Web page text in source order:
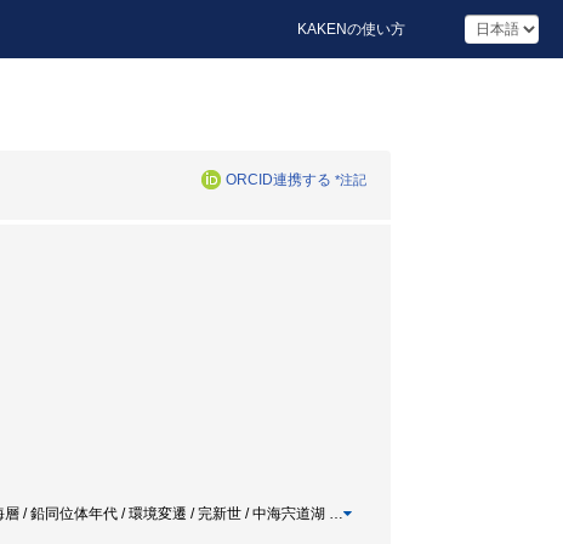
KAKENの使い方
ORCID連携する *注記
/ 鉛同位体年代 / 環境変遷 / 完新世 / 中海宍道湖 …